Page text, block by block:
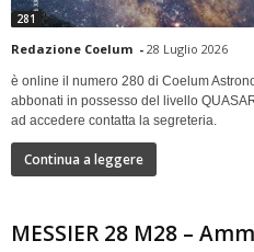
281
Redazione Coelum - 28 Luglio 2026
è online il numero 280 di Coelum
abbonati in possesso del livello
ad accedere contatta la segreteria.
Continua a leggere
MESSIER 28 M28 –